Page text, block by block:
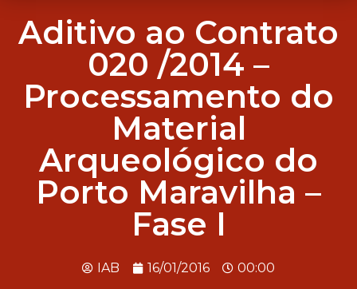
Aditivo ao Contrato
020 /2014 –
Processamento do
Material
Arqueológico do
Porto Maravilha –
Fase I
IAB 16/01/2016 00:00